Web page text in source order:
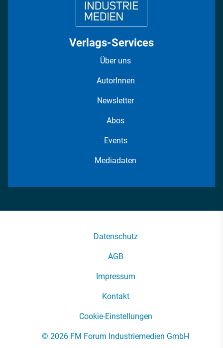
Verlags-Services
Über uns
AutorInnen
Newsletter
Abos
Events
Mediadaten
Datenschutz
AGB
Impressum
Kontakt
Cookie-Einstellungen
© 2026 FM Forum Industriemedien GmbH